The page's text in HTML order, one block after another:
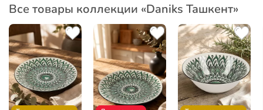
Все товары коллекции «Daniks Ташкент»